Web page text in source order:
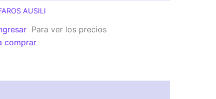
AUSILI
Para ver los precios
comprar